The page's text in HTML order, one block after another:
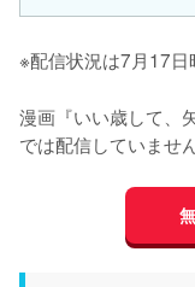
※配信状況は7月17日
漫画『いい歳して、
では配信していませ